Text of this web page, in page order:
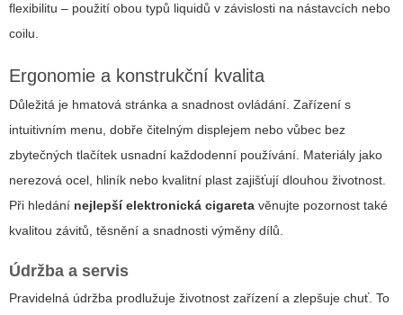
flexibilitu – použití obou typů liquidů v závislosti na nástavcích nebo
coilu.
Ergonomie a konstrukční kvalita
Důležitá je hmatová stránka a snadnost ovládání. Zařízení s
intuitivním menu, dobře čitelným displejem nebo vůbec bez
zbytečných tlačítek usnadní každodenní používání. Materiály jako
nerezová ocel, hliník nebo kvalitní plast zajišťují dlouhou životnost.
Při hledání nejlepší elektronická cigareta věnujte pozornost také
kvalitou závitů, těsnění a snadnosti výměny dílů.
Údržba a servis
Pravidelná údržba prodlužuje životnost zařízení a zlepšuje chuť. To